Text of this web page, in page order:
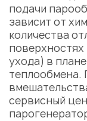
подачи
зависит от
количества
ухода) в
теплообмена.
сервисный